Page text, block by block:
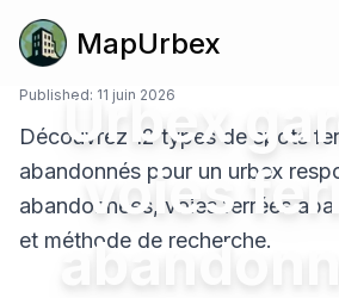
MapUrbex
Urbex
voies
Published: 11 juin 2026
Découvrez 12 types de spots
abandonnés pour un urbex
abandonnées, voies ferrées
et méthode de recherche.